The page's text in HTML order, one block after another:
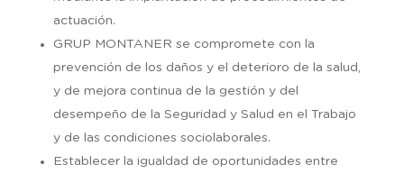
actuación.
GRUP MONTANER se compromete con la
prevención de los daños y el deterioro de la salud,
y de mejora continua de la gestión y del
desempeño de la Seguridad y Salud en el Trabajo
y de las condiciones sociolaborales.
Establecer la igualdad de oportunidades entre